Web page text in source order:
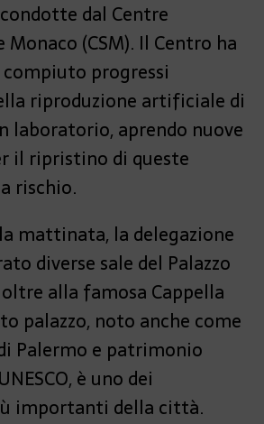
dal Centre
(CSM). Il Centro ha
progressi
riproduzione artificiale di
laboratorio, aprendo nuove
il ripristino di queste
rischio.
mattinata, la delegazione
diverse sale del Palazzo
alla famosa Cappella
palazzo, noto anche come
Palermo e patrimonio
è uno dei
importanti della città.